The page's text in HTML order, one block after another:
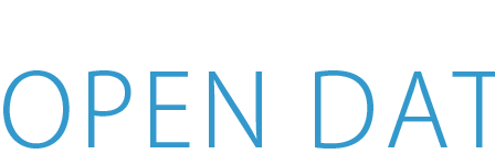
Skip to main content